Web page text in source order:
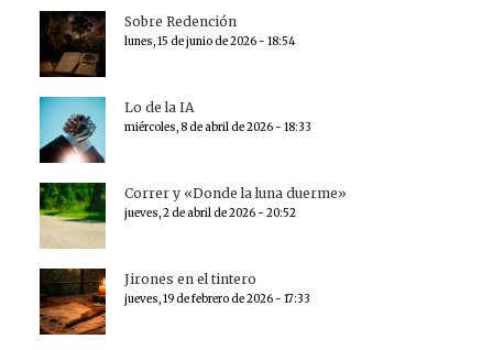
Sobre Redención
lunes, 15 de junio de 2026 - 18:54
Lo de la IA
miércoles, 8 de abril de 2026 - 18:33
Correr y «Donde la luna duerme»
jueves, 2 de abril de 2026 - 20:52
Jirones en el tintero
jueves, 19 de febrero de 2026 - 17:33